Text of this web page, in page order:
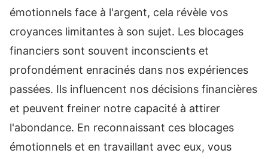
émotionnels face à l'argent, cela révèle vos
croyances limitantes à son sujet. Les blocages
financiers sont souvent inconscients et
profondément enracinés dans nos expériences
passées. Ils influencent nos décisions financières
et peuvent freiner notre capacité à attirer
l'abondance. En reconnaissant ces blocages
émotionnels et en travaillant avec eux, vous